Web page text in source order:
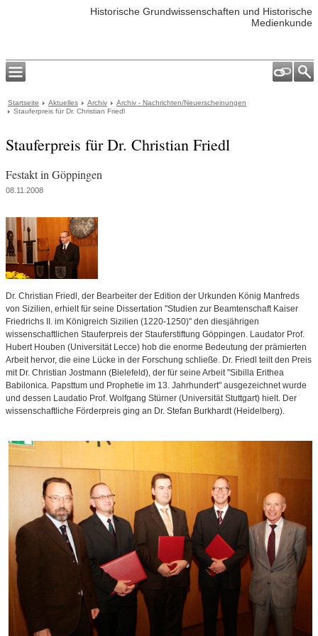
Historische Grundwissenschaften und Historische
Medienkunde
Startseite Aktuelles Archiv
Archiv - Nachrichten/Neuerscheinungen
Stauferpreis für Dr. Christian Friedl
Stauferpreis für Dr. Christian Friedl
Festakt in Göppingen
08.11.2008
Dr. Christian Friedl, der Bearbeiter der Edition der Urkunden König Manfreds
von Sizilien, erhielt für seine Dissertation "Studien zur Beamtenschaft Kaiser
Friedrichs II. im Königreich Sizilien (1220-1250)" den diesjährigen
wissenschaftlichen Stauferpreis der Stauferstiftung Göppingen. Laudator Prof.
Hubert Houben (Universität Lecce) hob die enorme Bedeutung der prämierten
Arbeit hervor, die eine Lücke in der Forschung schließe. Dr. Friedl teilt den Preis
mit Dr. Christian Jostmann (Bielefeld), der für seine Arbeit "Sibilla Erithea
Babilonica. Papsttum und Prophetie im 13. Jahrhundert" ausgezeichnet wurde
und dessen Laudatio Prof. Wolfgang Stürner (Universität Stuttgart) hielt. Der
wissenschaftliche Förderpreis ging an Dr. Stefan Burkhardt (Heidelberg).